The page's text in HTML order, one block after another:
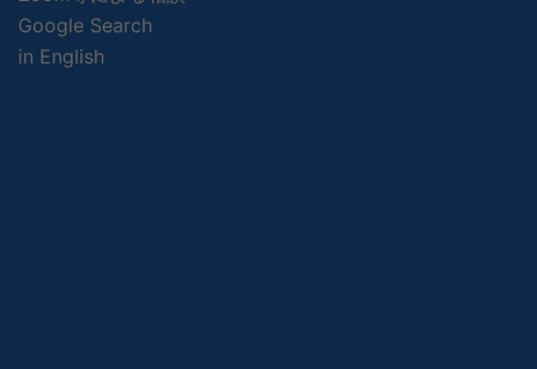
Google Search
in English